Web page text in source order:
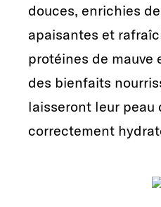
douces, enrichies
apaisantes et
protéines de mauve
des bienfaits
laisseront leur peau
correctement